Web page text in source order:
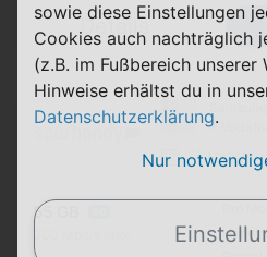
Details
+
24 Monate
55 GB
Handy
sowie diese Einstellungen
Cookies auch nachträglich
(z.B. im Fußbereich unserer
Hinweise erhältst du in
Datenschutzerklärung.
Nur